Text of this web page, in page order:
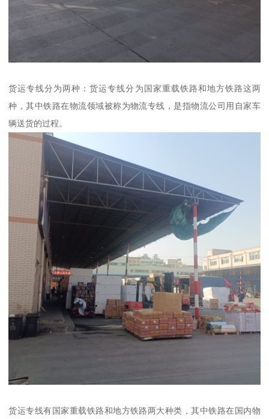
货运专线分为两种：货运专线分为国家重载铁路和地方铁路这两
种，其中铁路在物流领域被称为物流专线，是指物流公司用自家车
辆送货的过程。
货运专线有国家重载铁路和地方铁路两大种类，其中铁路在国内物